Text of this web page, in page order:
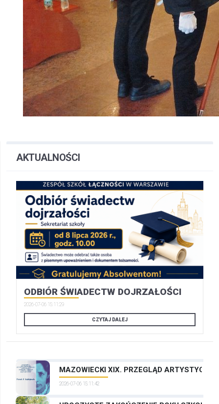
AKTUALNOŚCI
ODBIÓR ŚWIADECTW DOJRZAŁOŚCI
2026-07-06 15:11:29
CZYTAJ DALEJ
MAZOWIECKI XIX. PRZEGLĄD
2026-07-06 15:11:42